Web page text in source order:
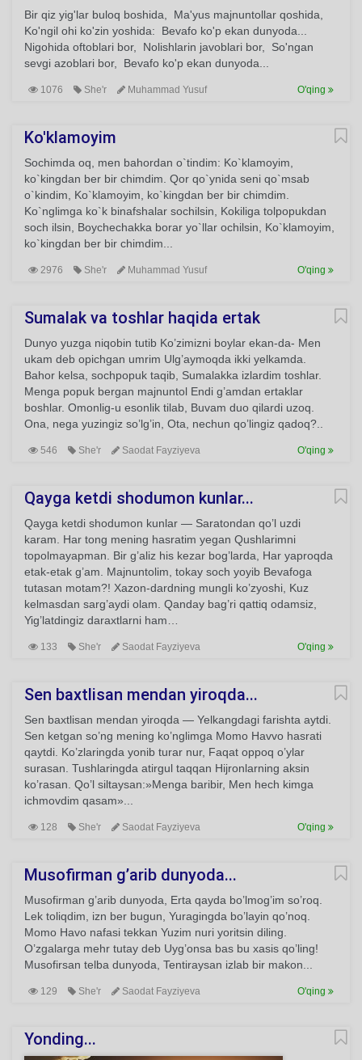
Bir qiz yig'lar buloq boshida, Ma'yus majnuntollar qoshida,
Ko'ngil ohi ko'zin yoshida: Bevafo ko'p ekan dunyoda...
Nigohida oftoblari bor, Nolishlarin javoblari bor, So'ngan
sevgi azoblari bor, Bevafo ko'p ekan dunyoda...
1076 She'r Muhammad Yusuf O'qing
Ko'klamoyim
Sochimda oq, men bahordan o`tindim: Ko`klamoyim,
ko`kingdan ber bir chimdim. Qor qo`ynida seni qo`msab
o`kindim, Ko`klamoyim, ko`kingdan ber bir chimdim.
Ko`nglimga ko`k binafshalar sochilsin, Kokiliga tolpopukdan
soch ilsin, Boychechakka borar yo`llar ochilsin, Ko`klamoyim,
ko`kingdan ber bir chimdim...
2976 She'r Muhammad Yusuf O'qing
Sumalak va toshlar haqida ertak
Dunyo yuzga niqobin tutib Ko’zimizni boylar ekan-da- Men
ukam deb opichgan umrim Ulg’aymoqda ikki yelkamda.
Bahor kelsa, sochpopuk taqib, Sumalakka izlardim toshlar.
Menga popuk bergan majnuntol Endi g’amdan ertaklar
boshlar. Omonlig-u esonlik tilab, Buvam duo qilardi uzoq.
Ona, nega yuzingiz so’lg’in, Ota, nechun qo’lingiz qadoq?..
546 She'r Saodat Fayziyeva O'qing
Qayga ketdi shodumon kunlar...
Qayga ketdi shodumon kunlar — Saratondan qo’l uzdi
karam. Har tong mening hasratim yegan Qushlarimni
topolmayapman. Bir g’aliz his kezar bog’larda, Har yaproqda
etak-etak g’am. Majnuntolim, tokay soch yoyib Bevafoga
tutasan motam?! Xazon-dardning mungli ko’zyoshi, Kuz
kelmasdan sarg’aydi olam. Qanday bag’ri qattiq odamsiz,
Yig’latdingiz daraxtlarni ham…
133 She'r Saodat Fayziyeva O'qing
Sen baxtlisan mendan yiroqda...
Sen baxtlisan mendan yiroqda — Yelkangdagi farishta aytdi.
Sen ketgan so’ng mening ko’nglimga Momo Havvo hasrati
qaytdi. Ko’zlaringda yonib turar nur, Faqat oppoq o’ylar
surasan. Tushlaringda atirgul taqqan Hijronlarning aksin
ko’rasan. Qo’l siltaysan:»Menga baribir, Men hech kimga
ichmovdim qasam»...
128 She'r Saodat Fayziyeva O'qing
Musofirman g’arib dunyoda...
Musofirman g’arib dunyoda, Erta qayda bo’lmog’im so’roq.
Lek toliqdim, izn ber bugun, Yuragingda bo’layin qo’noq.
Momo Havo nafasi tekkan Yuzim nuri yoritsin diling.
O’zgalarga mehr tutay deb Uyg’onsa bas bu xasis qo’ling!
Musofirsan telba dunyoda, Tentiraysan izlab bir makon...
129 She'r Saodat Fayziyeva O'qing
Yonding...